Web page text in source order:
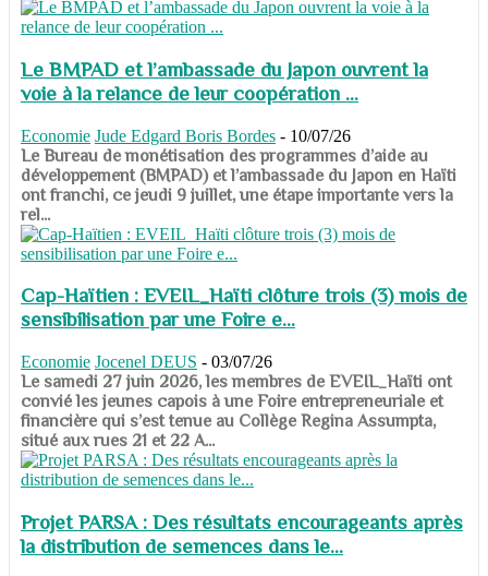
Le BMPAD et l’ambassade du Japon ouvrent la
voie à la relance de leur coopération ...
Economie Jude Edgard Boris Bordes - 10/07/26
​​​​​​​Le Bureau de monétisation des programmes d’aide au
développement (BMPAD) et l’ambassade du Japon en Haïti
ont franchi, ce jeudi 9 juillet, une étape importante vers la
rel...
Cap-Haïtien : EVEIL_Haïti clôture trois (3) mois de
sensibilisation par une Foire e...
Economie Jocenel DEUS - 03/07/26
Le samedi 27 juin 2026, les membres de EVEIL_Haïti ont
convié les jeunes capois à une Foire entrepreneuriale et
financière qui s’est tenue au Collège Regina Assumpta,
situé aux rues 21 et 22 A...
Projet PARSA : Des résultats encourageants après
la distribution de semences dans le...